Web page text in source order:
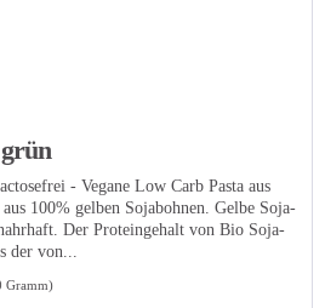
- Vegane Low Carb Pasta aus
100% gelben Sojabohnen. Gelbe Soja-
Der Proteingehalt von Bio Soja-
der von...
Gramm)